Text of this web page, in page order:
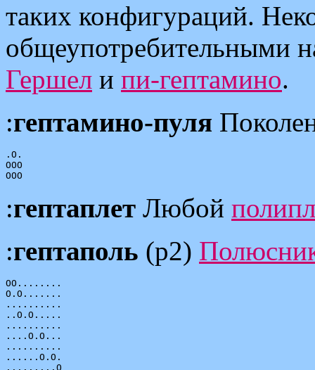
таких конфигураций.
общеупотребительными
Гершел и пи-гептамино.
:гептамино-пуля
.O.
OOO
:гептаплет Любой
:гептаполь (p2)
OO........
O.O.......
..........
..O.O.....
..........
....O.O...
..........
......O.O.
.........O